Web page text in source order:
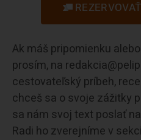
Ak máš pripomienku
prosím, na
cestovateľský príbeh,
chceš sa o svoje zážitky
sa nám svoj text poslať
Radi ho zverejníme v